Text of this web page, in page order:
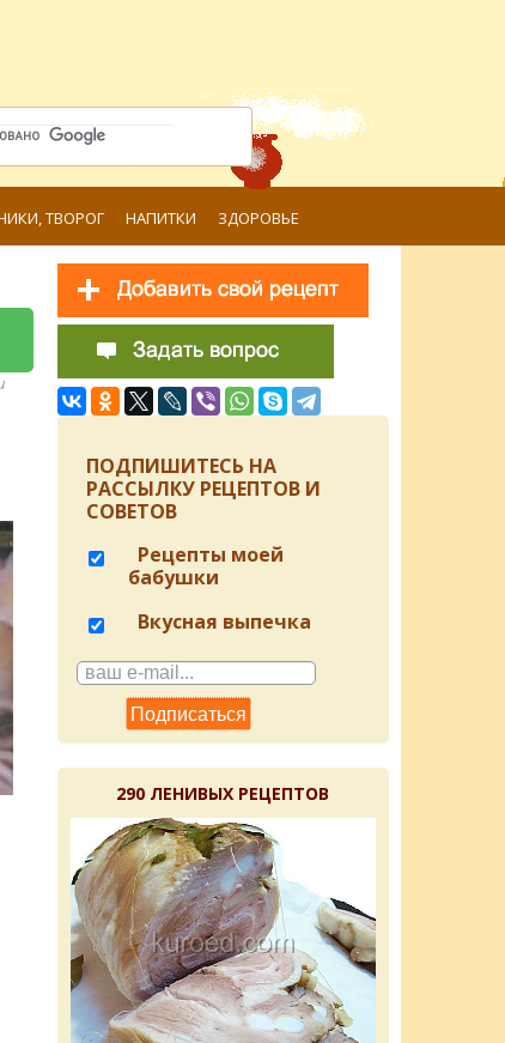
ТВОРОГ НАПИТКИ ЗДОРОВЬЕ
ПОДПИШИТЕСЬ НА
РАССЫЛКУ РЕЦЕПТОВ И
СОВЕТОВ
Рецепты моей
бабушки
Вкусная выпечка
290 ЛЕНИВЫХ РЕЦЕПТОВ